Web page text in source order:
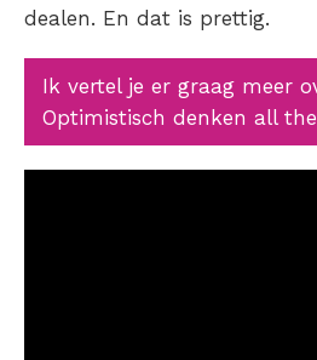
dealen. En dat is prettig.
Ik vertel je er graag meer
Optimistisch denken all